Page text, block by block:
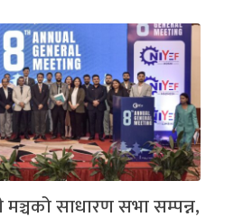
साधारण सभा सम्पन्न,